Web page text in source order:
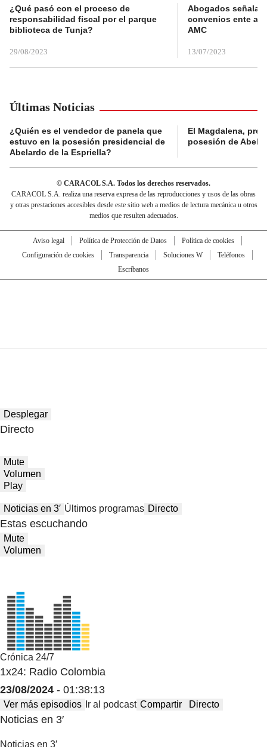
¿Qué pasó con el proceso de
responsabilidad fiscal por el parque
biblioteca de Tunja?
29/08/2023
Abogados
convenios ente
AMC
13/07/2023
Últimas Noticias
¿Quién es el vendedor de panela que
estuvo en la posesión presidencial de
Abelardo de la Espriella?
El Magdalena,
posesión de
© CARACOL S.A. Todos los derechos reservados.
CARACOL S.A. realiza una reserva expresa de las reproducciones y usos de las obras
y otras prestaciones accesibles desde este sitio web a medios de lectura mecánica u otros
medios que resulten adecuados.
Aviso legal Política de Protección de Datos
Política de cookies
Configuración de cookies
Transparencia Soluciones W
Teléfonos
Escríbanos
Desplegar
Directo
Mute
Volumen
Play
Noticias en 3′ Últimos programas Directo
Estas escuchando
Mute
Volumen
Crónica 24/7
1x24: Radio Colombia
23/08/2024 - 01:38:13
Ver más episodios Ir al podcast Compartir Directo
Noticias en 3′
Noticias en 3′